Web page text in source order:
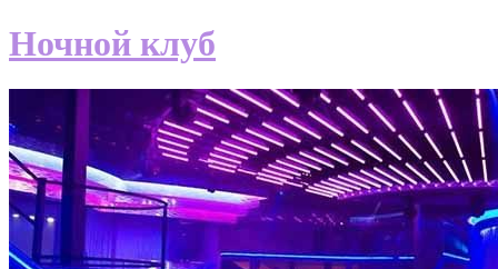
Ночной клуб